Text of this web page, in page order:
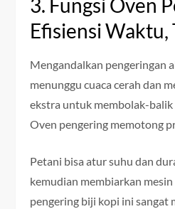
3. Fungsi Oven
Efisiensi Waktu,
Mengandalkan pengeringan
menunggu cuaca cerah dan
ekstra untuk membolak-
Oven pengering memotong
Petani bisa atur suhu dan
kemudian membiarkan
pengering biji kopi ini sangat